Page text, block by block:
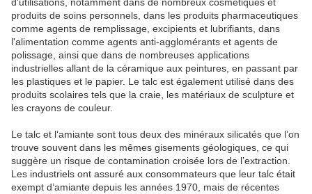
d'utilisations, notamment dans de nombreux cosmétiques et
produits de soins personnels, dans les produits pharmaceutiques
comme agents de remplissage, excipients et lubrifiants, dans
l'alimentation comme agents anti-agglomérants et agents de
polissage, ainsi que dans de nombreuses applications
industrielles allant de la céramique aux peintures, en passant par
les plastiques et le papier. Le talc est également utilisé dans des
produits scolaires tels que la craie, les matériaux de sculpture et
les crayons de couleur.
Le talc et l’amiante sont tous deux des minéraux silicatés que l’on
trouve souvent dans les mêmes gisements géologiques, ce qui
suggère un risque de contamination croisée lors de l’extraction.
Les industriels ont assuré aux consommateurs que leur talc était
exempt d’amiante depuis les années 1970, mais de récentes